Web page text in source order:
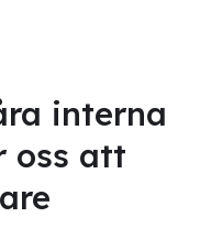
interna
oss att